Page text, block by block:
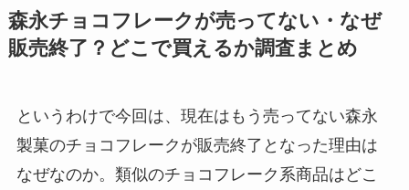
森永チョコフレークが売ってない・なぜ
販売終了？どこで買えるか調査まとめ
というわけで今回は、現在はもう売ってない森永
製菓のチョコフレークが販売終了となった理由は
なぜなのか。類似のチョコフレーク系商品はどこ